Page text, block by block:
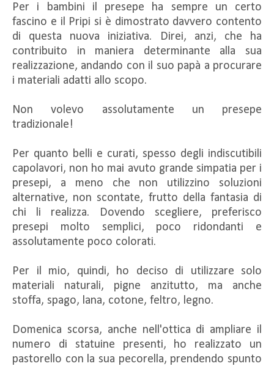
Per i bambini il presepe ha sempre un certo
fascino e il Pripi si è dimostrato davvero contento
di questa nuova iniziativa. Direi, anzi, che ha
contribuito in maniera determinante alla sua
realizzazione, andando con il suo papà a procurare
i materiali adatti allo scopo.
Non volevo assolutamente un presepe
tradizionale!
Per quanto belli e curati, spesso degli indiscutibili
capolavori, non ho mai avuto grande simpatia per i
presepi, a meno che non utilizzino soluzioni
alternative, non scontate, frutto della fantasia di
chi li realizza. Dovendo scegliere, preferisco
presepi molto semplici, poco ridondanti e
assolutamente poco colorati.
Per il mio, quindi, ho deciso di utilizzare solo
materiali naturali, pigne anzitutto, ma anche
stoffa, spago, lana, cotone, feltro, legno.
Domenica scorsa, anche nell'ottica di ampliare il
numero di statuine presenti, ho realizzato un
pastorello con la sua pecorella, prendendo spunto